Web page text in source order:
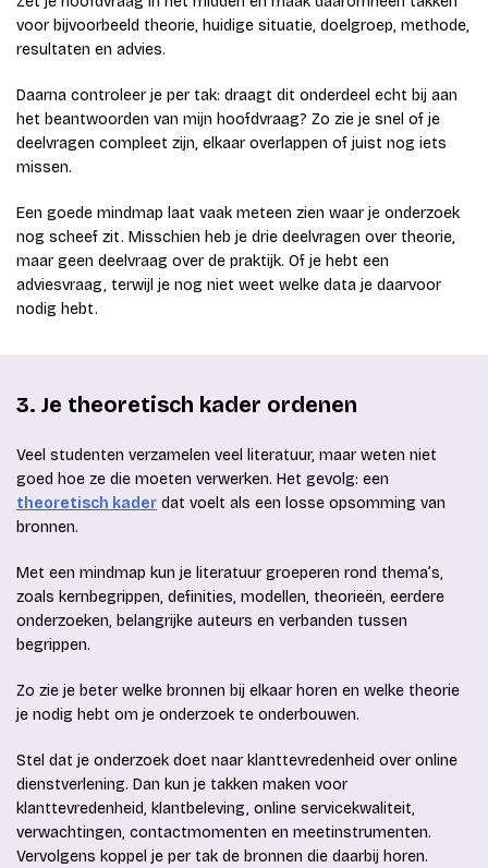
voor bijvoorbeeld theorie, huidige situatie, doelgroep, methode,
resultaten en advies.
Daarna controleer je per tak: draagt dit onderdeel echt bij aan
het beantwoorden van mijn hoofdvraag? Zo zie je snel of je
deelvragen compleet zijn, elkaar overlappen of juist nog iets
missen.
Een goede mindmap laat vaak meteen zien waar je onderzoek
nog scheef zit. Misschien heb je drie deelvragen over theorie,
maar geen deelvraag over de praktijk. Of je hebt een
adviesvraag, terwijl je nog niet weet welke data je daarvoor
nodig hebt.
3. Je theoretisch kader ordenen
Veel studenten verzamelen veel literatuur, maar weten niet
goed hoe ze die moeten verwerken. Het gevolg: een
theoretisch kader dat voelt als een losse opsomming van
bronnen.
Met een mindmap kun je literatuur groeperen rond thema’s,
zoals kernbegrippen, definities, modellen, theorieën, eerdere
onderzoeken, belangrijke auteurs en verbanden tussen
begrippen.
Zo zie je beter welke bronnen bij elkaar horen en welke theorie
je nodig hebt om je onderzoek te onderbouwen.
Stel dat je onderzoek doet naar klanttevredenheid over online
dienstverlening. Dan kun je takken maken voor
klanttevredenheid, klantbeleving, online servicekwaliteit,
verwachtingen, contactmomenten en meetinstrumenten.
Vervolgens koppel je per tak de bronnen die daarbij horen.